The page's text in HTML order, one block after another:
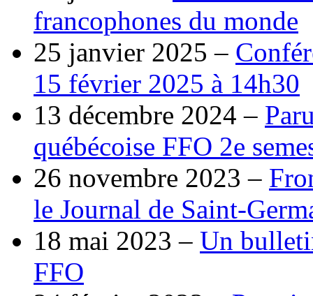
francophones du monde
25 janvier 2025 –
15 février 2025 à 14h30
13 décembre 2024 –
québécoise FFO 2e
26 novembre 2023 –
le Journal de Saint-
18 mai 2023 – Un
FFO